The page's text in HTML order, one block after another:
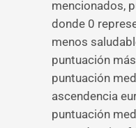
mencionados,
donde 0
menos
puntuación
puntuación
ascendencia
puntuación